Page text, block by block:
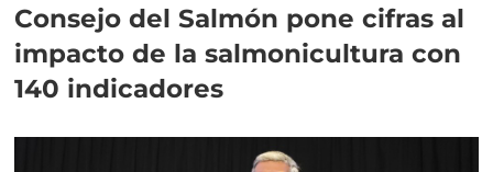
Consejo del Salmón pone cifras al
impacto de la salmonicultura con
140 indicadores